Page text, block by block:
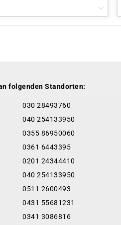
folgenden Standorten:
030 28493760
040 254133950
0355 86950060
0361 6443395
0201 24344410
040 254133950
0511 2600493
0431 55681231
0341 3086816